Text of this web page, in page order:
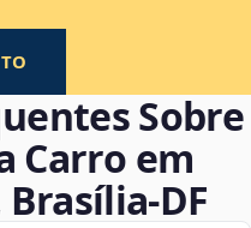
Sobre
Carro em